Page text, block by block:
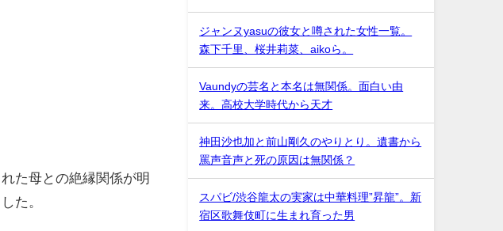
た母との絶縁関係が明
た。
ジャンヌyasuの彼女と噂された女性一覧。
森下千里、桜井莉菜、aikoら。
Vaundyの芸名と本名は無関係。面白い由
来。高校大学時代から天才
神田沙也加と前山剛久のやりとり。遺書から
罵声音声と死の原因は無関係？
スパビ/渋谷龍太の実家は中華料理”昇龍”。新
宿区歌舞伎町に生まれ育った男